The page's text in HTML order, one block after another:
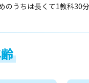
うちは長くて1教科30分